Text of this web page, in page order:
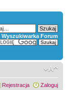
Wyszukiwarka Forum
Rejestracja Zaloguj